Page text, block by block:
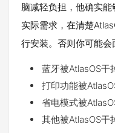
脑减轻负担，他确实
实际需求，在清楚
行安装。否则你可能会
蓝牙被AtlasOS干
打印功能被
省电模式被
其他被AtlasOS干